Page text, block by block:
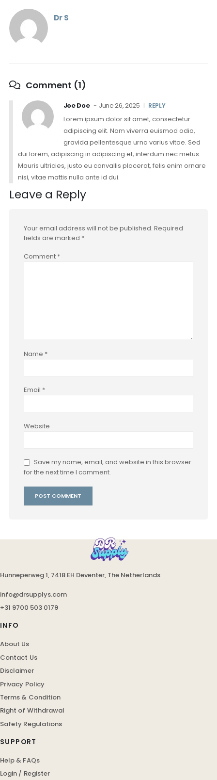
Dr S
Comment (1)
Joe Doe June 26, 2025 REPLY
Lorem ipsum dolor sit amet, consectetur
adipiscing elit. Nam viverra euismod odio,
gravida pellentesque urna varius vitae. Sed
dui lorem, adipiscing in adipiscing et, interdum nec metus.
Mauris ultricies, justo eu convallis placerat, felis enim ornare
nisi, vitae mattis nulla ante id dui.
Leave a Reply
Your email address will not be published. Required
fields are marked *
Comment *
Name *
Email *
Website
Save my name, email, and website in this browser
for the next time I comment.
Hunneperweg 1, 7418 EH Deventer, The Netherlands
info@drsupplys.com
+31 9700 503 0179
INFO
About Us
Contact Us
Disclaimer
Privacy Policy
Terms & Condition
Right of Withdrawal
Safety Regulations
SUPPORT
Help & FAQs
Login / Register